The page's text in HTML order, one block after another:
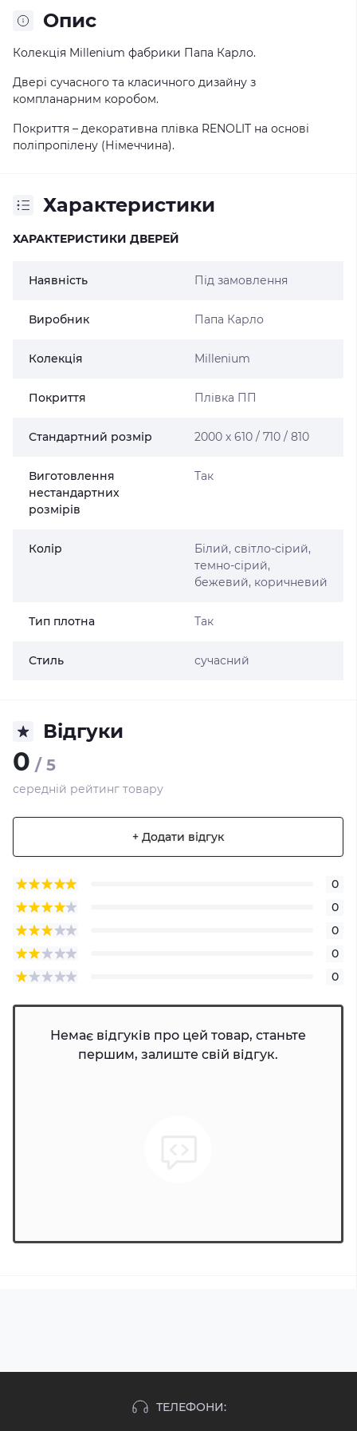
Опис
Колекція Millenium фабрики Папа Карло.
Двері сучасного та класичного дизайну з
компланарним коробом.
Покриття – декоративна плівка RENOLIT на основі
поліпропілену (Німеччина).
Характеристики
ХАРАКТЕРИСТИКИ ДВЕРЕЙ
Наявність Під замовлення
Виробник Папа Карло
Колекція Millenium
Покриття Плівка ПП
Стандартний розмір 2000 х 610 / 710 / 810
Виготовлення
нестандартних
розмірів
Так
Колір
Білий, світло-сірий,
темно-сірий,
бежевий, коричневий
Тип плотна Так
Стиль сучасний
Відгуки
0 / 5
середній рейтинг товару
+ Додати відгук
0
0
0
0
0
Немає відгуків про цей товар, станьте
першим, залиште свій відгук.
ТЕЛЕФОНИ: